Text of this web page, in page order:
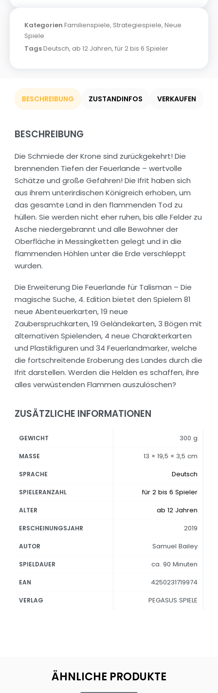
Kategorien Familienspiele, Strategiespiele, Neue
Spiele
TagsDeutsch, ab 12 Jahren, für 2 bis 6 Spieler
BESCHREIBUNG ZUSTANDINFOS VERKAUFEN
BESCHREIBUNG
Die Schmiede der Krone sind zurückgekehrt! Die
brennenden Tiefen der Feuerlande – wertvolle
Schätze und große Gefahren! Die Ifrit haben sich
aus ihrem unterirdischen Königreich erhoben, um
das gesamte Land in den flammenden Tod zu
hüllen. Sie werden nicht eher ruhen, bis alle Felder zu
Asche niedergebrannt und alle Bewohner der
Oberfläche in Messingketten gelegt und in die
flammenden Höhlen unter die Erde verschleppt
wurden.
Die Erweiterung Die Feuerlande für Talisman – Die
magische Suche, 4. Edition bietet den Spielern 81
neue Abenteuerkarten, 19 neue
Zauberspruchkarten, 19 Geländekarten, 3 Bögen mit
alternativen Spielenden, 4 neue Charakterkarten
und Plastikfiguren und 34 Feuerlandmarker, welche
die fortschreitende Eroberung des Landes durch die
Ifrit darstellen. Werden die Helden es schaffen, ihre
alles verwüstenden Flammen auszulöschen?
ZUSÄTZLICHE INFORMATIONEN
GEWICHT 300 g
MASSE 13 × 19,5 × 3,5 cm
SPRACHE Deutsch
SPIELERANZAHL für 2 bis 6 Spieler
ALTER ab 12 Jahren
ERSCHEINUNGSJAHR 2019
AUTOR Samuel Bailey
SPIELDAUER ca. 90 Minuten
EAN 4250231719974
VERLAG PEGASUS SPIELE
ÄHNLICHE PRODUKTE